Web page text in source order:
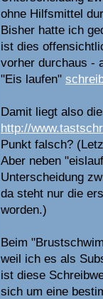
ohne Hilfsmittel
Bisher hatte ich
ist dies
vorher durchaus -
"Eis laufen"
Damit liegt also
http://
Punkt falsch?
Aber neben
Unterscheidung
da steht nur die
worden.)
Beim
weil ich es als
ist diese
sich um eine